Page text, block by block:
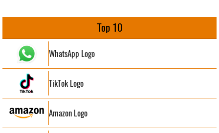
Top 10
WhatsApp Logo
TikTok Logo
Amazon Logo